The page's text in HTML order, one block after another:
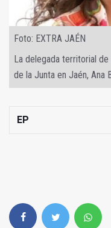
Foto: EXTRA JAÉN
La delegada territorial
de la Junta en Jaén, Ana
EP